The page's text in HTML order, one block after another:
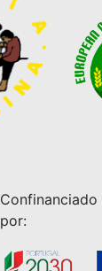
Confinanciado
por: